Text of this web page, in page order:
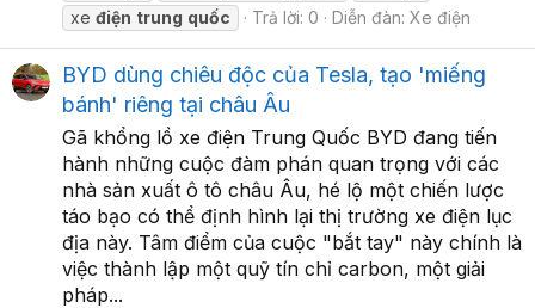
xe điện trung quốc Trả lời: 0 Diễn đàn: Xe điện
BYD dùng chiêu độc của Tesla, tạo 'miếng
bánh' riêng tại châu Âu
Gã khổng lồ xe điện Trung Quốc BYD đang tiến
hành những cuộc đàm phán quan trọng với các
nhà sản xuất ô tô châu Âu, hé lộ một chiến lược
táo bạo có thể định hình lại thị trường xe điện lục
địa này. Tâm điểm của cuộc "bắt tay" này chính là
việc thành lập một quỹ tín chỉ carbon, một giải
pháp...